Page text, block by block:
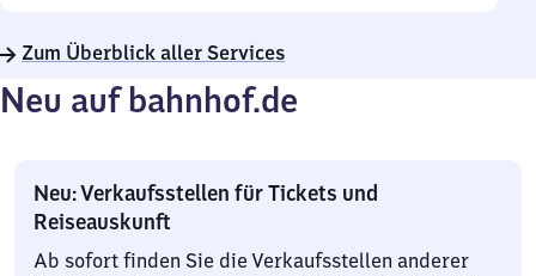
Zum Überblick aller Services
Neu auf bahnhof.de
Neu: Verkaufsstellen für Tickets und
Reiseauskunft
Ab sofort finden Sie die Verkaufsstellen anderer